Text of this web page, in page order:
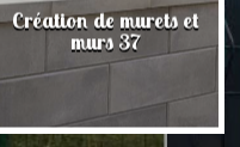
Création de murets et
murs 37